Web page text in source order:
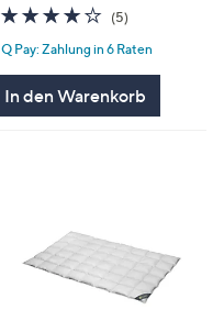
4.2
von
5
(5)5
Q Pay: Zahlung in 6 Raten
In den Warenkorb